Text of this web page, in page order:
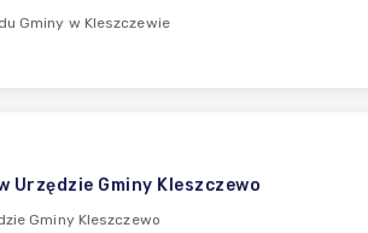
Gminy w Kleszczewie
Gminy Kleszczewo
Gminy Kleszczewo